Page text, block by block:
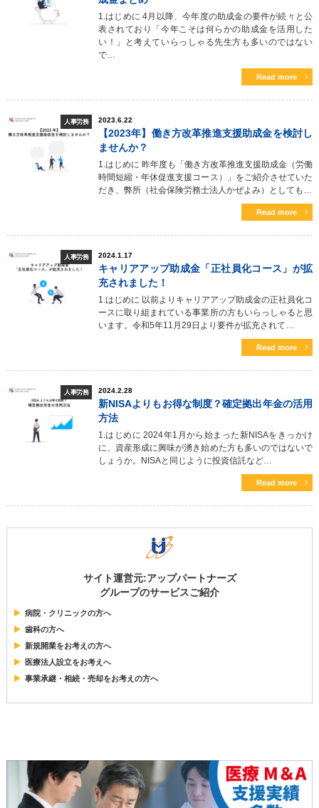
1.はじめに 4月以降、今年度の助成金の要件が続々と公
表されており「今年こそは何らかの助成金を活用した
い！」と考えていらっしゃる先生方も多いのではない
で…
Read more
人事労務 2023.6.22
【2023年】働き方改革推進支援助成金を検討し
ませんか？
1.はじめに 昨年度も「働き方改革推進支援助成金（労働
時間短縮・年休促進支援コース）」をご紹介させていた
だき、弊所（社会保険労務士法人かぜよみ）としても…
Read more
人事労務 2024.1.17
キャリアアップ助成金「正社員化コース」が拡
充されました！
1.はじめに 以前よりキャリアアップ助成金の正社員化コ
ースに取り組まれている事業所の方もいらっしゃると思
います。令和5年11月29日より要件が拡充されて…
Read more
人事労務 2024.2.28
新NISAよりもお得な制度？確定拠出年金の活用
方法
1.はじめに 2024年1月から始まった新NISAをきっかけ
に、資産形成に興味が湧き始めた方も多いのではないで
しょうか。NISAと同じように投資信託など…
Read more
サイト運営元:アップパートナーズ
グループのサービスご紹介
病院・クリニックの方へ
歯科の方へ
新規開業をお考えの方へ
医療法人設立をお考えへ
事業承継・相続・売却をお考えの方へ